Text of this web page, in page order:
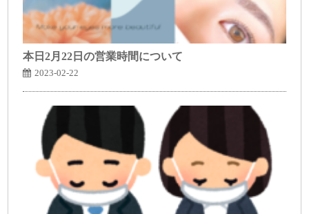
本日2月22日の営業時間について
2023-02-22